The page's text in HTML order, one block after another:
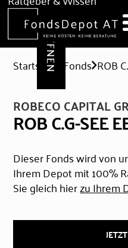
Hilfe & Formulare
DEPOT ERÖFFNEN
Startseite Fonds ROB
ROBECO CAPITAL
ROB C.G-SEE
Dieser Fonds wird von
Ihrem Depot mit 100%
Sie gleich hierzu Ihrem